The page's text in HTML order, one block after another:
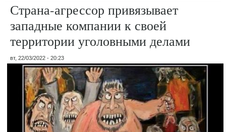
Страна-агрессор привязывает
западные компании к своей
территории уголовными делами
вт, 22/03/2022 - 20:23